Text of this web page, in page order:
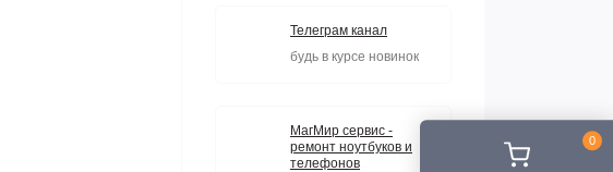
0
Телеграм канал
будь в курсе новинок
МагМир сервис -
ремонт ноутбуков и
телефонов